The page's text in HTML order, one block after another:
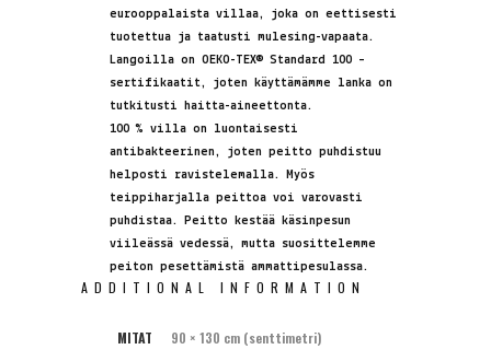
eurooppalaista villaa, joka on eettisesti
tuotettua ja taatusti mulesing-vapaata.
Langoilla on OEKO-TEX® Standard 100 –
sertifikaatit, joten käyttämämme lanka on
tutkitusti haitta-aineettonta.
100 % villa on luontaisesti
antibakteerinen, joten peitto puhdistuu
helposti ravistelemalla. Myös
teippiharjalla peittoa voi varovasti
puhdistaa. Peitto kestää käsinpesun
viileässä vedessä, mutta suosittelemme
peiton pesettämistä ammattipesulassa.
ADDITIONAL INFORMATION
MITAT 90 × 130 cm (senttimetri)